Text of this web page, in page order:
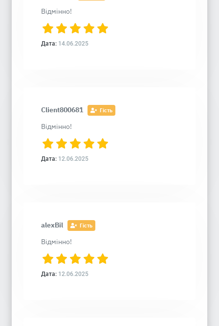
Відмінно!
Дата: 14.06.2025
Client800681 Гість
Відмінно!
Дата: 12.06.2025
alexBil Гість
Відмінно!
Дата: 12.06.2025